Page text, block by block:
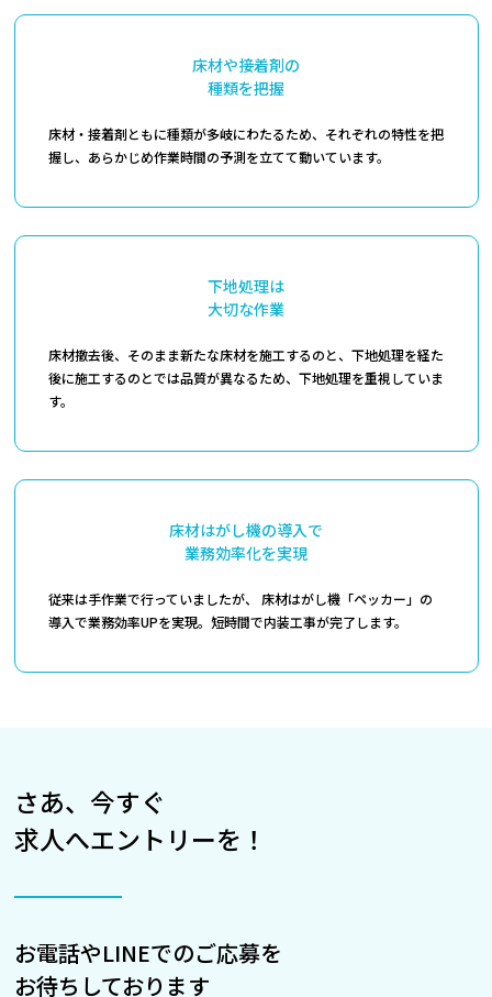
床材や接着剤の
種類を把握
床材・接着剤ともに種類が多岐にわたるため、それぞれの特性を把
握し、あらかじめ作業時間の予測を立てて動いています。
下地処理は
大切な作業
床材撤去後、そのまま新たな床材を施工するのと、下地処理を経た
後に施工するのとでは品質が異なるため、下地処理を重視していま
す。
床材はがし機の導入で
業務効率化を実現
従来は手作業で行っていましたが、 床材はがし機「ペッカー」の
導入で業務効率UPを実現。短時間で内装工事が完了します。
さあ、今すぐ
求人へエントリーを！
お電話やLINEでのご応募を
お待ちしております